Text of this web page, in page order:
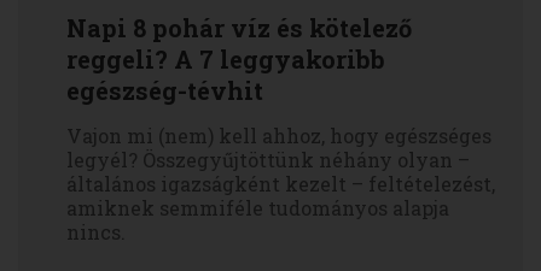
Napi 8 pohár víz és kötelező
reggeli? A 7 leggyakoribb
egészség-tévhit
Vajon mi (nem) kell ahhoz, hogy egészséges
legyél? Összegyűjtöttünk néhány olyan –
általános igazságként kezelt – feltételezést,
amiknek semmiféle tudományos alapja
nincs.